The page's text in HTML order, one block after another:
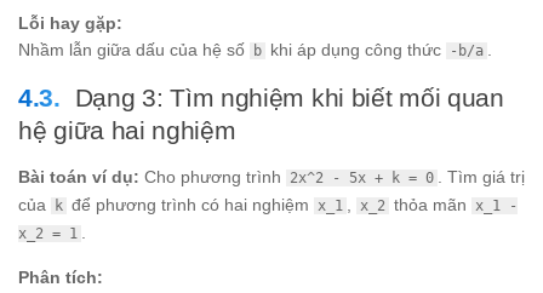
Lỗi hay gặp:
Nhầm lẫn giữa dấu của hệ số
b khi áp dụng công thức -b/a
Dạng 3: Tìm nghiệm khi biết mối quan
hệ giữa hai nghiệm
Bài toán ví dụ: Cho phương trình 2x^2 - 5x + k = 0 . Tìm giá trị
của
k để phương trình có hai nghiệm x_1 , x_2 thỏa mãn x_1 -
x_2 = 1 .
Phân tích: